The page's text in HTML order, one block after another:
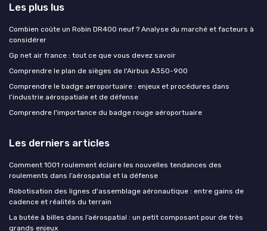
Les plus lus
Combien coûte un Robin DR400 neuf ? Analyse du marché et facteurs à
considérer
Gp net air france : tout ce que vous devez savoir
Comprendre le plan de sièges de l'Airbus A350-900
Comprendre le badge aeroportuaire : enjeux et procédures dans
l’industrie aérospatiale et de défense
Comprendre l'importance du badge rouge aéroportuaire
Les derniers articles
Comment 1001 roulement éclaire les nouvelles tendances des
roulements dans l’aérospatial et la défense
Robotisation des lignes d'assemblage aéronautique : entre gains de
cadence et réalités du terrain
La butée à billes dans l’aérospatial : un petit composant pour de très
grands enjeux